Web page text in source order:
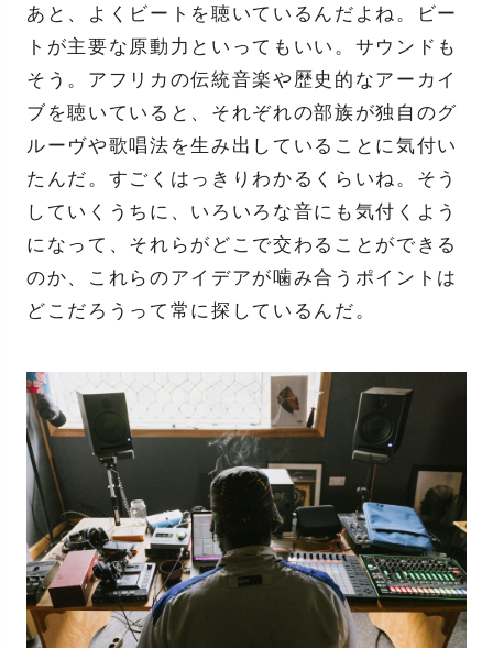
あと、よくビートを聴いているんだよね。ビー
トが主要な原動力といってもいい。サウンドも
そう。アフリカの伝統音楽や歴史的なアーカイ
ブを聴いていると、それぞれの部族が独自のグ
ルーヴや歌唱法を生み出していることに気付い
たんだ。すごくはっきりわかるくらいね。そう
していくうちに、いろいろな音にも気付くよう
になって、それらがどこで交わることができる
のか、これらのアイデアが噛み合うポイントは
どこだろうって常に探しているんだ。